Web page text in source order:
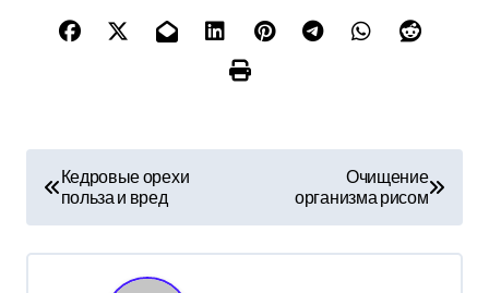
а
в
Кедровые орехи
польза и вред
Очищение
организма рисом